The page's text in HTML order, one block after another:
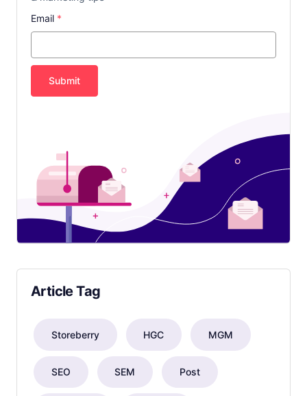
Email *
Submit
Article Tag
Storeberry HGC MGM
SEO SEM Post